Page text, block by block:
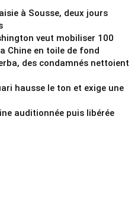
à Sousse, deux jours
veut mobiliser 100
Chine en toile de fond
des condamnés nettoient
hausse le ton et exige une
auditionnée puis libérée